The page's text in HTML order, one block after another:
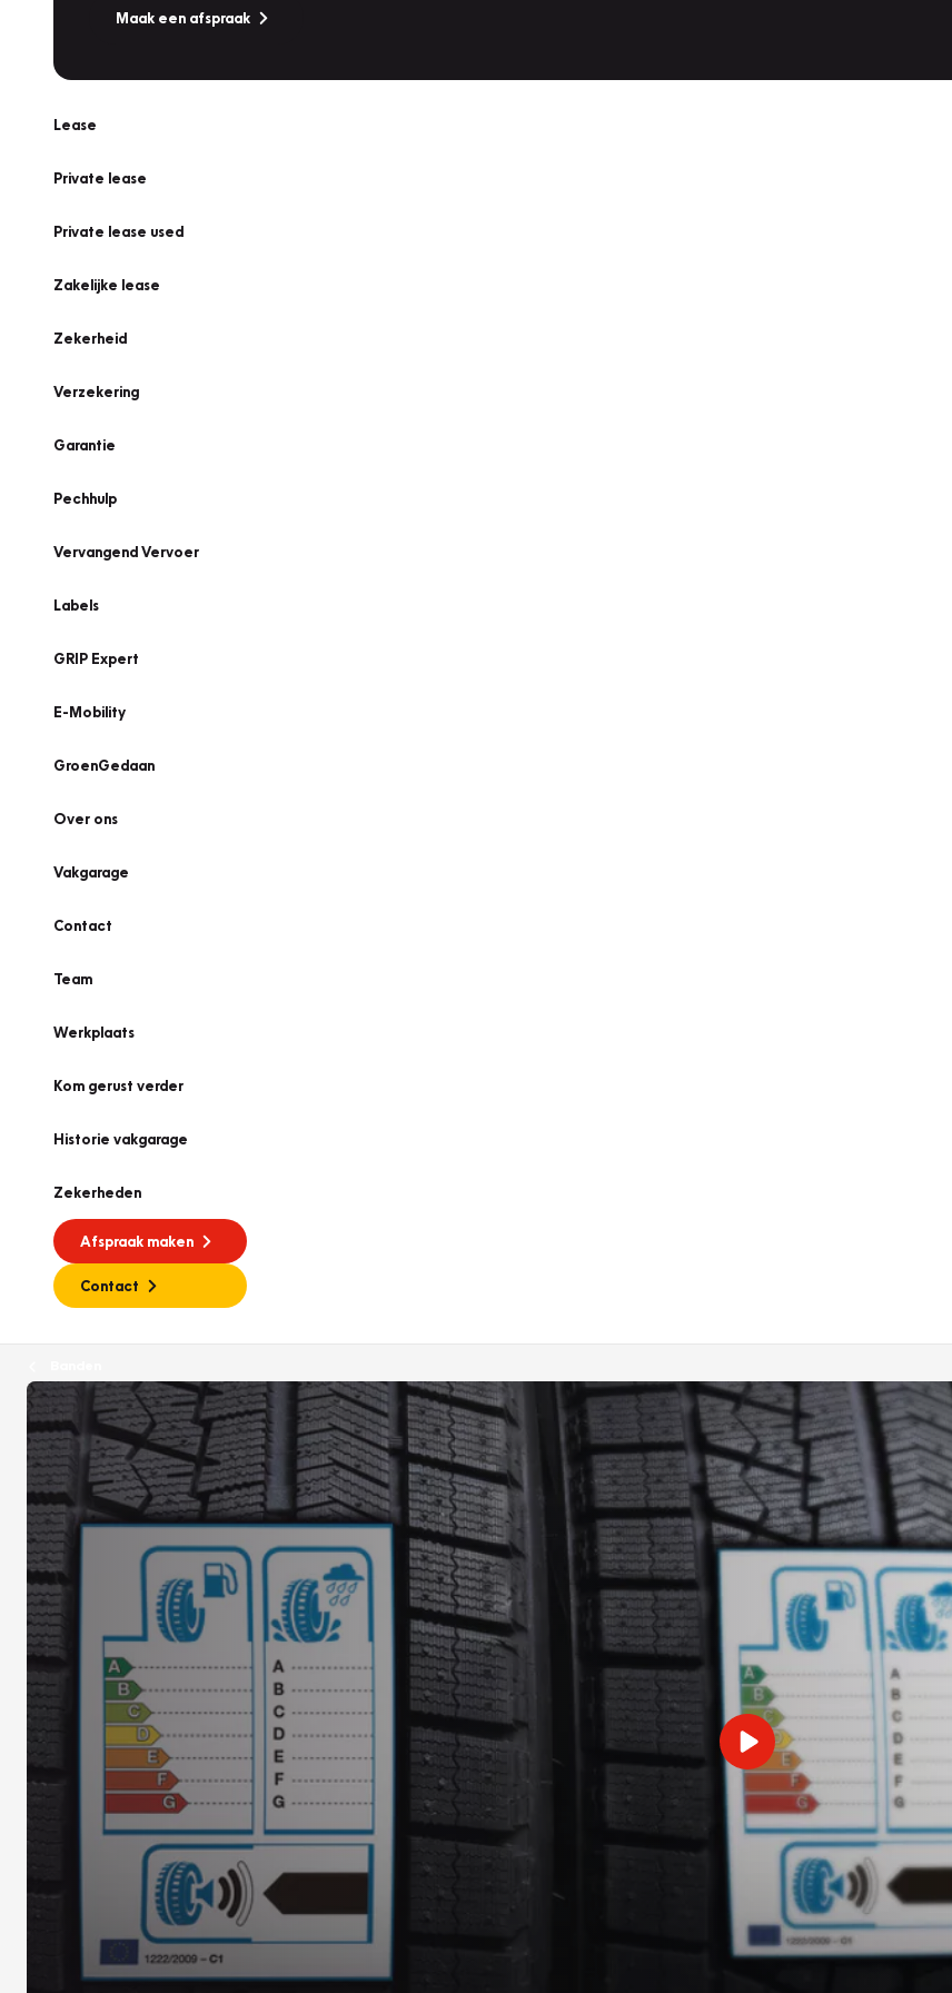
Maak een afspraak
Lease
Private lease
Private lease used
Zakelijke lease
Zekerheid
Verzekering
Garantie
Pechhulp
Vervangend Vervoer
Labels
GRIP Expert
E-Mobility
GroenGedaan
Over ons
Vakgarage
Contact
Team
Werkplaats
Kom gerust verder
Historie vakgarage
Zekerheden
Afspraak maken
Contact